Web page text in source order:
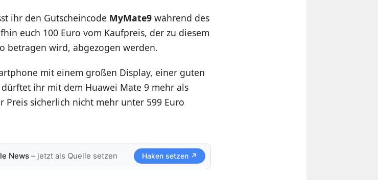
ihr den Gutscheincode MyMate9 während des
euch 100 Euro vom Kaufpreis, der zu diesem
betragen wird, abgezogen werden.
mit einem großen Display, einer guten
ihr mit dem Huawei Mate 9 mehr als
sicherlich nicht mehr unter 599 Euro
News– jetzt als Quelle setzen Haken setzen ↗